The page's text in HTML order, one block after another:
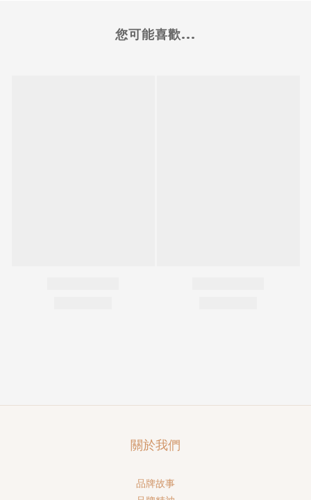
您可能喜歡...
關於我們
品牌故事